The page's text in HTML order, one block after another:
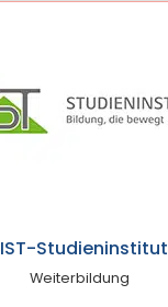
IST-Studieninstitut
Weiterbildung